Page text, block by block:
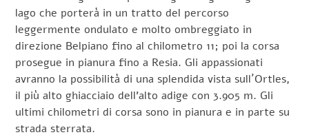
lago che porterà in un tratto del percorso
leggermente ondulato e molto ombreggiato in
direzione Belpiano fino al chilometro 11; poi la corsa
prosegue in pianura fino a Resia. Gli appassionati
avranno la possibilità di una splendida vista sull´Ortles,
il più alto ghiacciaio dell’alto adige con 3.905 m. Gli
ultimi chilometri di corsa sono in pianura e in parte su
strada sterrata.